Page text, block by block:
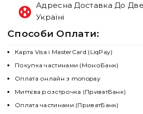
Адресна Доставка До
Україні
Способи Оплати:
Карта Visa і MasterCard (LiqPay)
Покупка частинами (МоноБанк)
Оплата онлайн з monopay
Миттєва розстрочка (ПриватБанк)
Оплата частинами (ПриватБанк)